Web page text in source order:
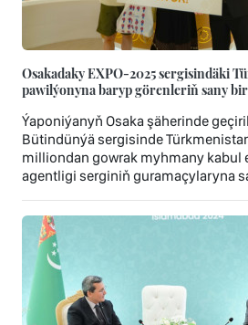
Osakadaky EXPO-2025 sergisindäki
pawilýonyna baryp görenleriň sany
Ýaponiýanyň Osaka şäherinde
Bütindünýä sergisinde
milliondan gowrak myhmany kabul
agentligi serginiň guramaçylaryna